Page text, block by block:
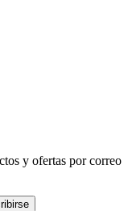
y ofertas por correo